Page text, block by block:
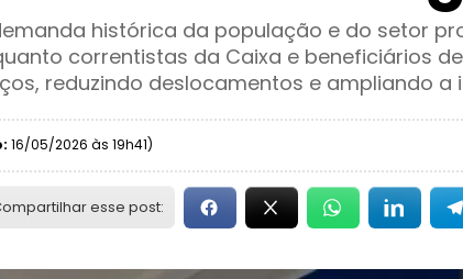
histórica da população e do setor
correntistas da Caixa e beneficiários
reduzindo deslocamentos e ampliando a
16/05/2026 às 19h41)
esse post: